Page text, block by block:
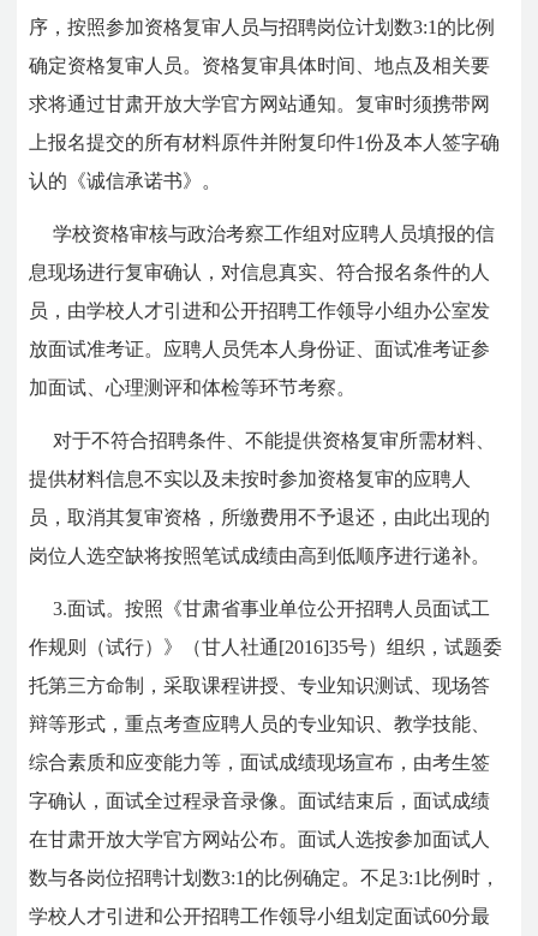
序，按照参加资格复审人员与招聘岗位计划数3:1的比例
确定资格复审人员。资格复审具体时间、地点及相关要
求将通过甘肃开放大学官方网站通知。复审时须携带网
上报名提交的所有材料原件并附复印件1份及本人签字确
认的《诚信承诺书》。
学校资格审核与政治考察工作组对应聘人员填报的信
息现场进行复审确认，对信息真实、符合报名条件的人
员，由学校人才引进和公开招聘工作领导小组办公室发
放面试准考证。应聘人员凭本人身份证、面试准考证参
加面试、心理测评和体检等环节考察。
对于不符合招聘条件、不能提供资格复审所需材料、
提供材料信息不实以及未按时参加资格复审的应聘人
员，取消其复审资格，所缴费用不予退还，由此出现的
岗位人选空缺将按照笔试成绩由高到低顺序进行递补。
3.面试。按照《甘肃省事业单位公开招聘人员面试工
作规则（试行）》（甘人社通[2016]35号）组织，试题委
托第三方命制，采取课程讲授、专业知识测试、现场答
辩等形式，重点考查应聘人员的专业知识、教学技能、
综合素质和应变能力等，面试成绩现场宣布，由考生签
字确认，面试全过程录音录像。面试结束后，面试成绩
在甘肃开放大学官方网站公布。面试人选按参加面试人
数与各岗位招聘计划数3:1的比例确定。不足3:1比例时，
学校人才引进和公开招聘工作领导小组划定面试60分最